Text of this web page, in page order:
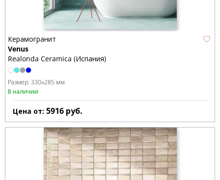
Керамогранит
Venus
Realonda Ceramica (Испания)
Размер: 330x285 мм
В наличии
Цена от: 5916 руб.